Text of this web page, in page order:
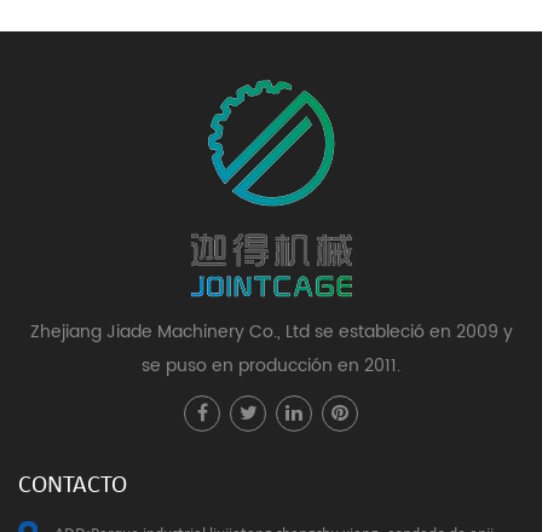
Zhejiang Jiade Machinery Co., Ltd se estableció en 2009 y
se puso en producción en 2011.
CONTACTO